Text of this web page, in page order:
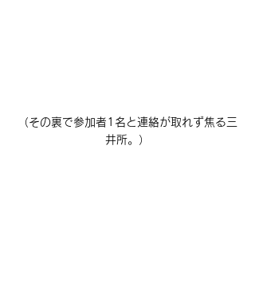
（その裏で参加者1名と連絡が取れず焦る三
井所。）